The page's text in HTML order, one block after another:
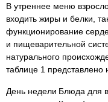
В утреннее меню
входить жиры и белки,
функционирование
и пищеварительной
натурального
таблице 1 представлено
День недели Блюда для